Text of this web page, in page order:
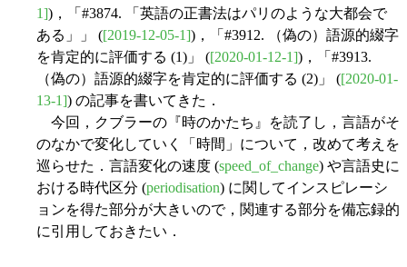
1])，「#3874. 「英語の正書法はパリのような大都会で
ある」」 ([2019-12-05-1])，「#3912. （偽の）語源的綴字
を肯定的に評価する (1)」 ([2020-01-12-1])，「#3913.
（偽の）語源的綴字を肯定的に評価する (2)」 ([2020-01-
13-1]) の記事を書いてきた．
今回，クブラーの『時のかたち』を読了し，言語がそ
のなかで変化していく「時間」について，改めて考えを
巡らせた．言語変化の速度 (speed_of_change) や言語史に
おける時代区分 (periodisation) に関してインスピレーシ
ョンを得た部分が大きいので，関連する部分を備忘録的
に引用しておきたい．